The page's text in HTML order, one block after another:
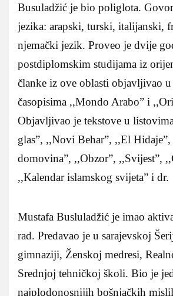
Busuladžić je bio poliglota.
jezika: arapski, turski, italijanski,
njemački jezik. Proveo je dvije
postdiplomskim studijama iz
članke iz ove oblasti objavljivao
časopisima ,,Mondo Arabo” i
Objavljivao je tekstove u
glas”, ,,Novi Behar”, ,,El Hidaje”,
domovina”, ,,Obzor”, ,,Svijest”,
,,Kalendar islamskog svijeta” i dr.
Mustafa Busluladžić je imao
rad. Predavao je u sarajevskoj
gimnaziji, Ženskoj medresi,
Srednjoj tehničkoj školi. Bio je
najplodonosnijih bošnjačkih